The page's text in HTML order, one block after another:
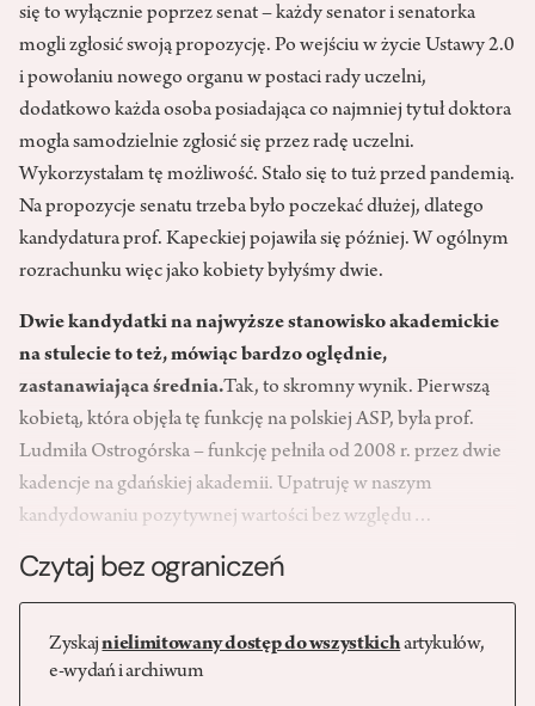
się to wyłącznie poprzez senat – każdy senator i senatorka
mogli zgłosić swoją propozycję. Po wejściu w życie Ustawy 2.0
i powołaniu nowego organu w postaci rady uczelni,
dodatkowo każda osoba posiadająca co najmniej tytuł doktora
mogła samodzielnie zgłosić się przez radę uczelni.
Wykorzystałam tę możliwość. Stało się to tuż przed pandemią.
Na propozycje senatu trzeba było poczekać dłużej, dlatego
kandydatura prof. Kapeckiej pojawiła się później. W ogólnym
rozrachunku więc jako kobiety byłyśmy dwie.
Dwie kandydatki na najwyższe stanowisko akademickie
na stulecie to też, mówiąc bardzo oględnie,
zastanawiającaśrednia.Tak, to skromny wynik. Pierwszą
kobietą, która objęła tę funkcję na polskiej ASP, była prof.
Ludmiła Ostrogórska – funkcję pełniła od 2008 r. przez dwie
kadencje na gdańskiej akademii. Upatruję w naszym
kandydowaniu pozytywnej wartości bez względu…
Czytaj bez ograniczeń
Zyskajnielimitowany dostęp do wszystkichartykułów,
e-wydań i archiwum